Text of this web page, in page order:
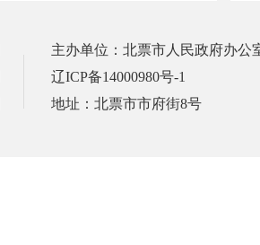
主办单位：北票市人民政府办公
辽ICP备14000980号-1
地址：北票市市府街8号